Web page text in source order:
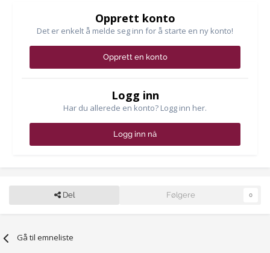
Opprett konto
Det er enkelt å melde seg inn for å starte en ny konto!
Opprett en konto
Logg inn
Har du allerede en konto? Logg inn her.
Logg inn nå
Del Følgere 0
Gå til emneliste